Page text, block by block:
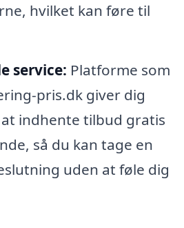
hvilket kan føre til
service: Platforme som
pris.dk giver dig
indhente tilbud gratis
så du kan tage en
uden at føle dig